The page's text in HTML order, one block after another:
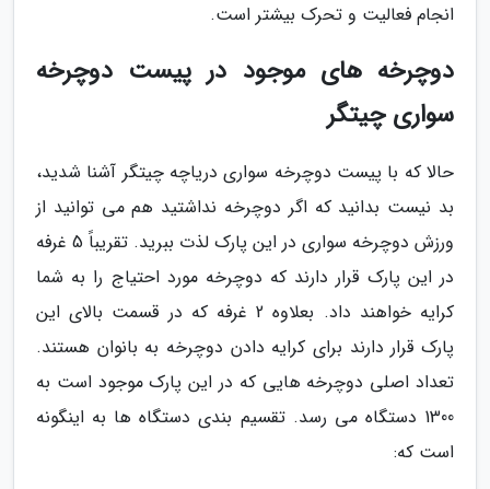
انجام فعالیت و تحرک بیشتر است.
دوچرخه های موجود در پیست دوچرخه
سواری چیتگر
حالا که با پیست دوچرخه سواری دریاچه چیتگر آشنا شدید،
بد نیست بدانید که اگر دوچرخه نداشتید هم می توانید از
ورزش دوچرخه سواری در این پارک لذت ببرید. تقریباً 5 غرفه
در این پارک قرار دارند که دوچرخه مورد احتیاج را به شما
کرایه خواهند داد. بعلاوه 2 غرفه که در قسمت بالای این
پارک قرار دارند برای کرایه دادن دوچرخه به بانوان هستند.
تعداد اصلی دوچرخه هایی که در این پارک موجود است به
1300 دستگاه می رسد. تقسیم بندی دستگاه ها به اینگونه
است که: